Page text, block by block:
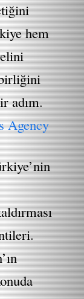
hem
adım.
Agency